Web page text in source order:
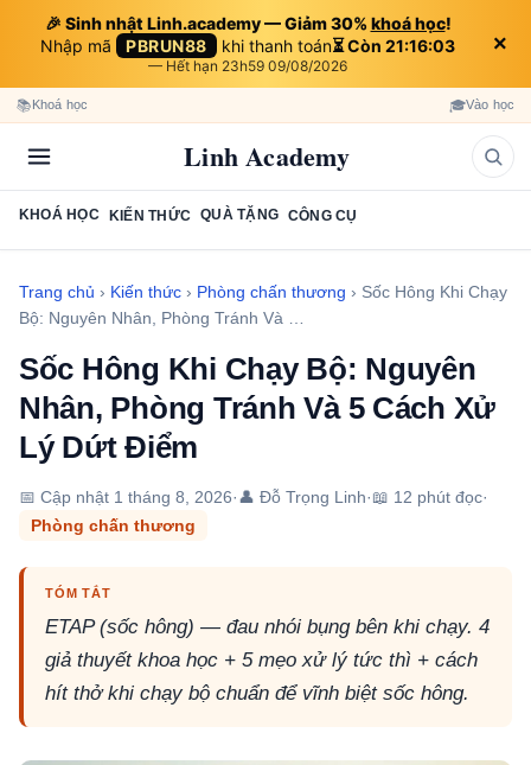
🎉 Sinh nhật Linh.academy — Giảm 30% khoá học!
Nhập mã PBRUN88 khi thanh toán⏳ Còn 21:16:02
— Hết hạn 23h59 09/08/2026
×
📚Khoá học 🎓Vào học
Linh Academy
KHOÁ HỌC KIẾN THỨC QUÀ TẶNG CÔNG CỤ
Trang chủ › Kiến thức › Phòng chấn thương › Sốc Hông Khi Chạy
Bộ: Nguyên Nhân, Phòng Tránh Và …
Sốc Hông Khi Chạy Bộ: Nguyên
Nhân, Phòng Tránh Và 5 Cách Xử
Lý Dứt Điểm
📅 Cập nhật 1 tháng 8, 2026·👤 Đỗ Trọng Linh·📖 12 phút đọc·
Phòng chấn thương
TÓM TẮT
ETAP (sốc hông) — đau nhói bụng bên khi chạy. 4
giả thuyết khoa học + 5 mẹo xử lý tức thì + cách
hít thở khi chạy bộ chuẩn để vĩnh biệt sốc hông.